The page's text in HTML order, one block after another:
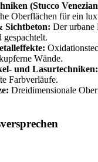
(Stucco
Oberflächen für ein
Sichtbeton: Der urbane
gespachtelt.
Wände.
und Lasurtechniken:
Farbverläufe.
Dreidimensionale